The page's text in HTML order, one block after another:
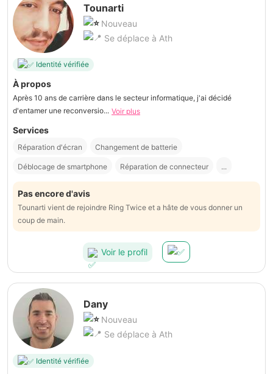
Tounarti
Nouveau
Se déplace à Ath
Identité vérifiée
À propos
Après 10 ans de carrière dans le secteur informatique, j'ai décidé
d'entamer une reconversio... Voir plus
Services
Réparation d'écran Changement de batterie
Déblocage de smartphone Réparation de connecteur ...
Pas encore d'avis
Tounarti vient de rejoindre Ring Twice et a hâte de vous donner un
coup de main.
Voir le profil
Dany
Nouveau
Se déplace à Ath
Identité vérifiée